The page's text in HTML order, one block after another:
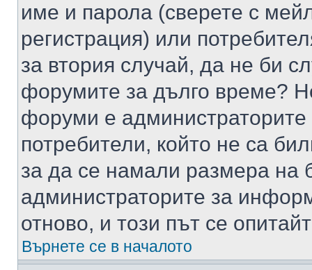
име и парола (сверете с
регистрация) или
за втория случай, да не би
форумите за дълго време?
форуми е администраторите
потребители, който не са
за да се намали размера на
администраторите за
отново, и този път се
Върнете се в началото